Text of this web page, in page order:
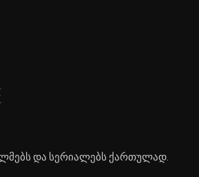
და სერიალებს ქართულად.